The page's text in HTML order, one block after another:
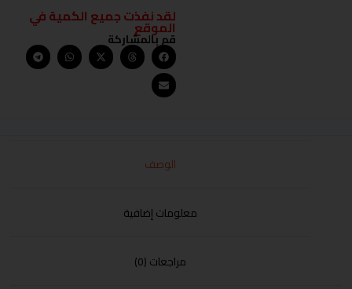
لقد نفذت جميع الكمية في
الموقع
قم بالمشاركة
الوصف
معلومات إضافية
مراجعات (0)